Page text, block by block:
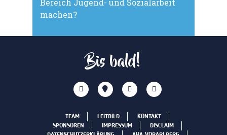
Bereich Jugend- und Sozialarbeit
machen?
Bis bald!
TEAM LEITBILD
KONTAKT
SPONSOREN
IMPRESSUM
DISCLAIM